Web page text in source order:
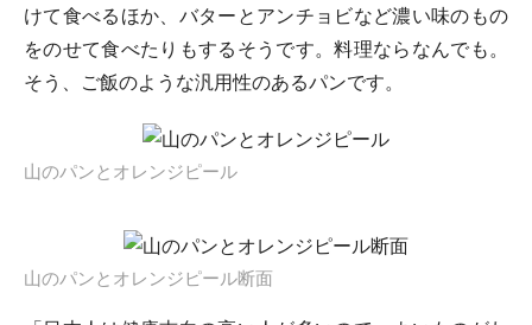
けて食べるほか、バターとアンチョビなど濃い味のもの
をのせて食べたりもするそうです。料理ならなんでも。
そう、ご飯のような汎用性のあるパンです。
山のパンとオレンジピール
山のパンとオレンジピール断面